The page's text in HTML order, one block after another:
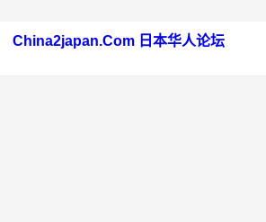
China2japan.Com 日本华人论坛